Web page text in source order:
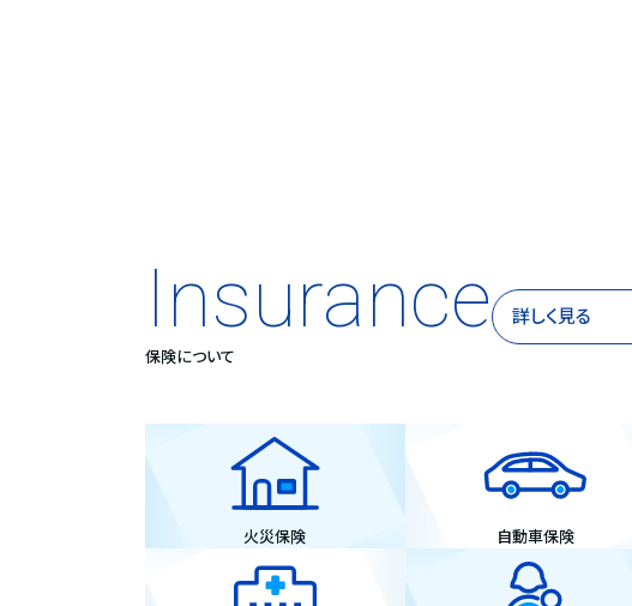
Insurance
保険について
詳しく見る
火災保険 自動車保険